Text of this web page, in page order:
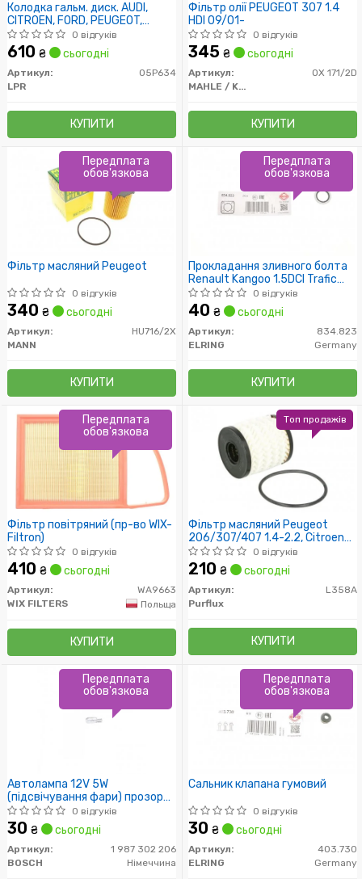
Колодка гальм. диск. AUDI,
CITROEN, FORD, PEUGEOT,
RENAULT, SEAT, SKODA, VW
задн. (вир-во LPR)
0 відгуків
610 ₴ сьогодні
Артикул:
05P634
LPR
КУПИТИ
Фільтр олії PEUGEOT 307 1.4
HDI 09/01-
0 відгуків
345 ₴ сьогодні
Артикул:
OX 171/2D
MAHLE / KNECHT
КУПИТИ
Фільтр масляний Peugeot
0 відгуків
340 ₴ сьогодні
Артикул:
HU716/2X
MANN
КУПИТИ
Передплата
обов'язкова
Прокладання зливного болта
Renault Kangoo 1.5DCI Trafic
1.9Dci /16.7x24x1.5/
0 відгуків
40 ₴ сьогодні
Артикул:
834.823
ELRING
Germany
КУПИТИ
Передплата
обов'язкова
Фільтр повітряний (пр-во WIX-
Filtron)
0 відгуків
410 ₴ сьогодні
Артикул:
WA9663
WIX FILTERS
Польща
КУПИТИ
Передплата
обов'язкова
Фільтр масляний Peugeot
206/307/407 1.4-2.2, Citroen
C2/C3/C4/C5 1.4-2.0 02-
0 відгуків
210 ₴ сьогодні
Артикул:
L358A
Purflux
КУПИТИ
Топ продажів
Автолампа 12V 5W
(підсвічування фари) прозора
Universal
0 відгуків
30 ₴ сьогодні
Артикул:
1 987 302 206
BOSCH
Німеччина
Передплата
обов'язкова
Сальник клапана гумовий
0 відгуків
30 ₴ сьогодні
Артикул:
403.730
ELRING
Germany
Передплата
обов'язкова